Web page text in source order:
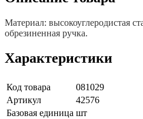
Материал: высокоуглеродистая
обрезиненная ручка.
Характеристики
Код товара
081029
Артикул
42576
Базовая единица шт